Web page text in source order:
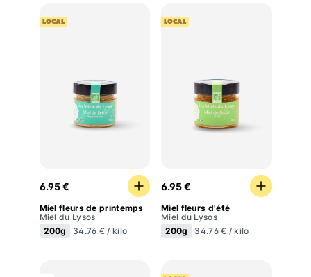
LOCAL
Miel fleurs de printemps
6.95 €
Miel fleurs de printemps
Miel du Lysos
200g
34.76 € / kilo
LOCAL
6.95 €
Miel fleurs d'été
Miel du Lysos
200g
34.76 € / kilo